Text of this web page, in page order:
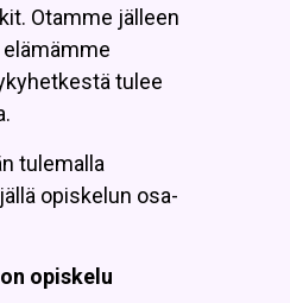
Otamme jälleen
tulee
tulemalla
opiskelun osa-
opiskelu